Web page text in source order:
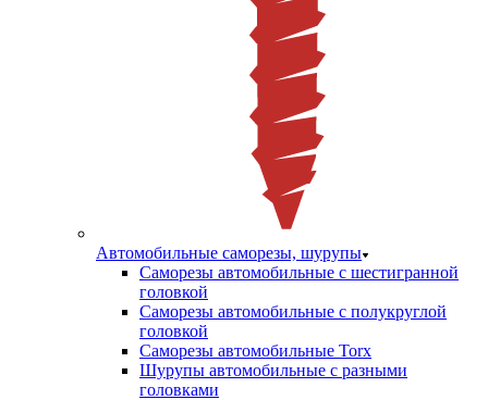
Автомобильные саморезы, шурупы
Саморезы автомобильные с шестигранной
головкой
Саморезы автомобильные с полукруглой
головкой
Саморезы автомобильные Torx
Шурупы автомобильные с разными
головками